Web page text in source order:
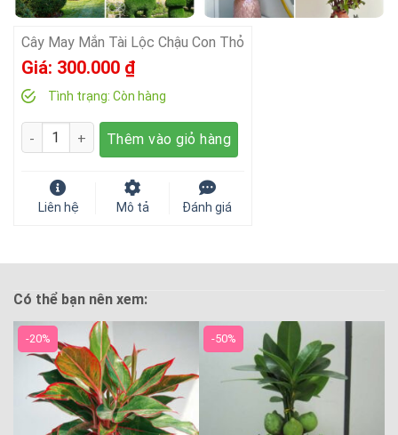
Cây May Mắn Tài Lộc Chậu Con Thỏ
Giá: 300.000 ₫
Tình trạng: Còn hàng
Số lượng Thêm vào giỏ hàng
Liên hệ Mô tả Đánh giá
Có thể bạn nên xem:
-20% -50%